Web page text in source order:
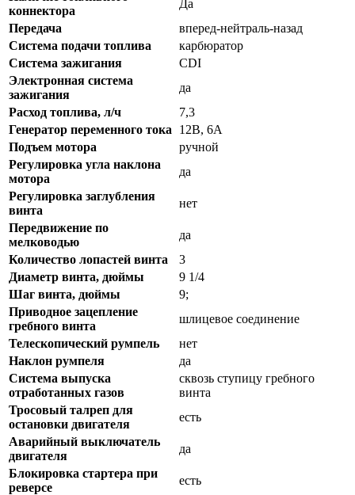
коннектора
Да
Передача
вперед-нейтраль-назад
Система подачи топлива
карбюратор
Система зажигания
CDI
Электронная система
зажигания
да
Расход топлива, л/ч
7,3
Генератор переменного тока
12В, 6А
Подъем мотора
ручной
Регулировка угла наклона
мотора
да
Регулировка заглубления
винта
нет
Передвижение по
мелководью
да
Количество лопастей винта
3
Диаметр винта, дюймы
9 1/4
Шаг винта, дюймы
9;
Приводное зацепление
гребного винта
шлицевое соединение
Телескопический румпель
нет
Наклон румпеля
да
Система выпуска
отработанных газов
сквозь ступицу гребного
винта
Тросовый талреп для
остановки двигателя
есть
Аварийный выключатель
двигателя
да
Блокировка стартера при
реверсе
есть